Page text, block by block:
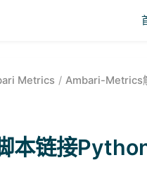
Metrics Ambari-Metrics
本链接